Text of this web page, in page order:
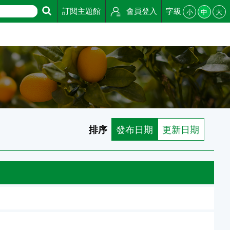
訂閱主題館 會員登入 字級 小 中 大
排序 發布日期 更新日期